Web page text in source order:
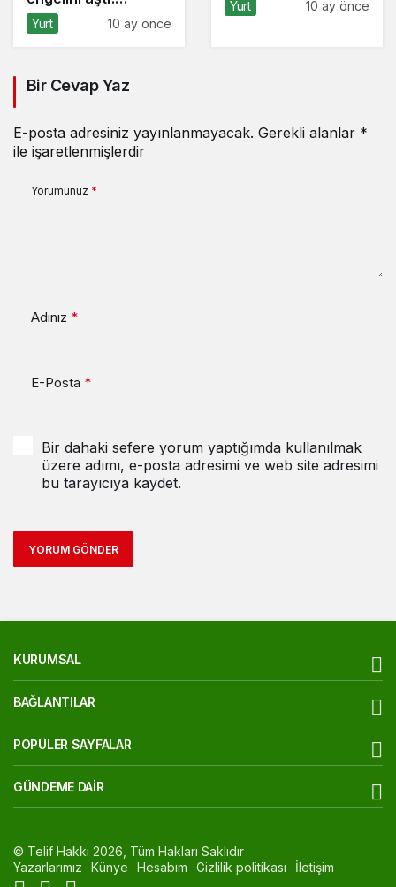
Beşiktaş 3 puanı 2
Yurt 10 ay önce
Yurt 10 ay önce
Bir Cevap Yaz
E-posta adresiniz yayınlanmayacak. Gerekli alanlar *
ile işaretlenmişlerdir
Yorumunuz *
Adınız *
E-Posta *
Bir dahaki sefere yorum yaptığımda kullanılmak
üzere adımı, e-posta adresimi ve web site adresimi
bu tarayıcıya kaydet.
YORUM GÖNDER
KURUMSAL
BAĞLANTILAR
POPÜLER SAYFALAR
GÜNDEME DAIR
© Telif Hakkı 2026, Tüm Hakları Saklıdır
Yazarlarımız
Künye Hesabım Gizlilik politikası İletişim